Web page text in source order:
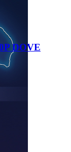
DOVE